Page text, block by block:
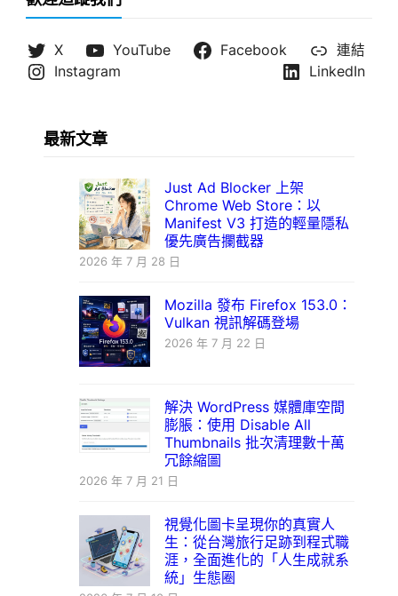
X YouTube Facebook
連結
Instagram
LinkedIn
最新文章
Just Ad Blocker 上架
Chrome Web Store：以
Manifest V3 打造的輕量隱私
優先廣告攔截器
2026 年 7 月 28 日
Mozilla 發布 Firefox 153.0：
Vulkan 視訊解碼登場
2026 年 7 月 22 日
解決 WordPress 媒體庫空間
膨脹：使用 Disable All
Thumbnails 批次清理數十萬
冗餘縮圖
2026 年 7 月 21 日
視覺化圖卡呈現你的真實人
生：從台灣旅行足跡到程式職
涯，全面進化的「人生成就系
統」生態圈